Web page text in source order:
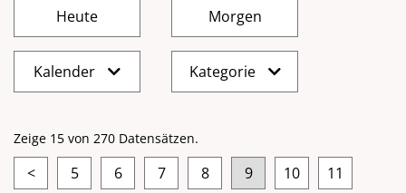
Kalender Kategorie
Zeige 15 von 270 Datensätzen.
< 5 6 7 8 9 10 11